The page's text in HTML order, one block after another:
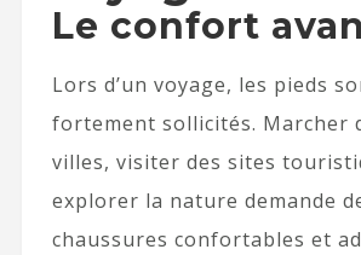
Le confort
Lors d’un voyage, les pieds
fortement sollicités. Marcher
villes, visiter des sites
explorer la nature demande
chaussures confortables et